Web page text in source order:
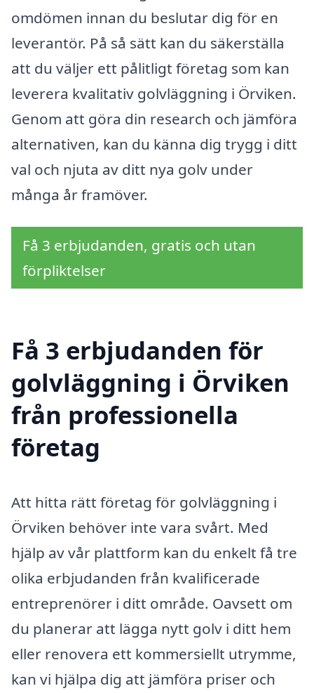
omdömen innan du beslutar dig för en
leverantör. På så sätt kan du säkerställa
att du väljer ett pålitligt företag som kan
leverera kvalitativ golvläggning i Örviken.
Genom att göra din research och jämföra
alternativen, kan du känna dig trygg i ditt
val och njuta av ditt nya golv under
många år framöver.
Få 3 erbjudanden, gratis och utan
förpliktelser
Få 3 erbjudanden för
golvläggning i Örviken
från professionella
företag
Att hitta rätt företag för golvläggning i
Örviken behöver inte vara svårt. Med
hjälp av vår plattform kan du enkelt få tre
olika erbjudanden från kvalificerade
entreprenörer i ditt område. Oavsett om
du planerar att lägga nytt golv i ditt hem
eller renovera ett kommersiellt utrymme,
kan vi hjälpa dig att jämföra priser och